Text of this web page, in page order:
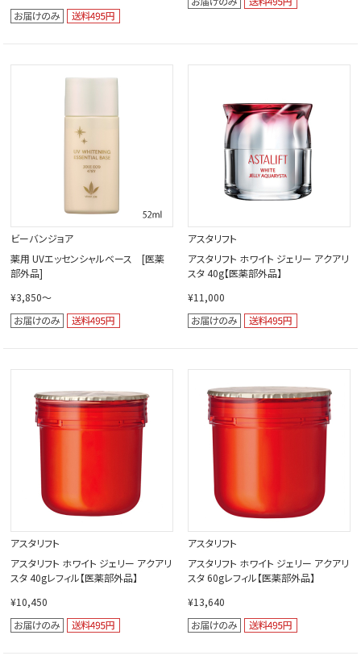
ビーバンジョア
薬用 UVエッセンシャルベース [医薬
部外品]
¥3,850～
アスタリフト
アスタリフト ホワイト ジェリー アクアリ
スタ 40g【医薬部外品】
¥11,000
アスタリフト
アスタリフト ホワイト ジェリー アクアリ
スタ 40gレフィル【医薬部外品】
¥10,450
アスタリフト
アスタリフト ホワイト ジェリー アクアリ
スタ 60gレフィル【医薬部外品】
¥13,640